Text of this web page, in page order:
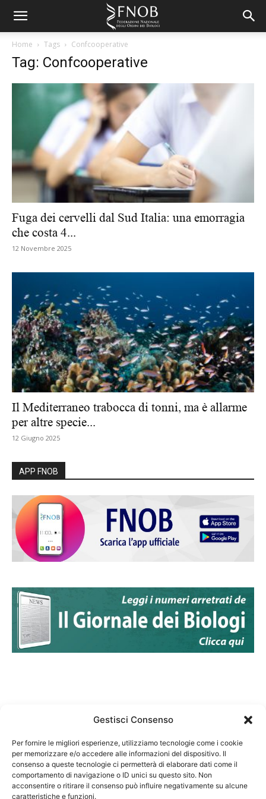
Gestisci Consenso
Per fornire le migliori esperienze, utilizziamo tecnologie come i cookie
per memorizzare e/o accedere alle informazioni del dispositivo. Il
consenso a queste tecnologie ci permetterà di elaborare dati come il
comportamento di navigazione o ID unici su questo sito. Non
acconsentire o ritirare il consenso può influire negativamente su alcune
caratteristiche e funzioni.
Home Tags Confcooperative
Tag: Confcooperative
Fuga dei cervelli dal Sud Italia: una emorragia
che costa 4...
12 Novembre 2025
Il Mediterraneo trabocca di tonni, ma è allarme
per altre specie...
12 Giugno 2025
APP FNOB
Federazione Nazionale Degli Ordini dei Biologi:
codice fiscale 80069130583
Responsabile sito internet www.fnob.it: Vincenzo